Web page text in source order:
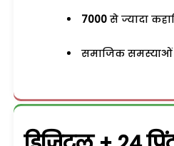
7000 से ज्यादा
समाजिक